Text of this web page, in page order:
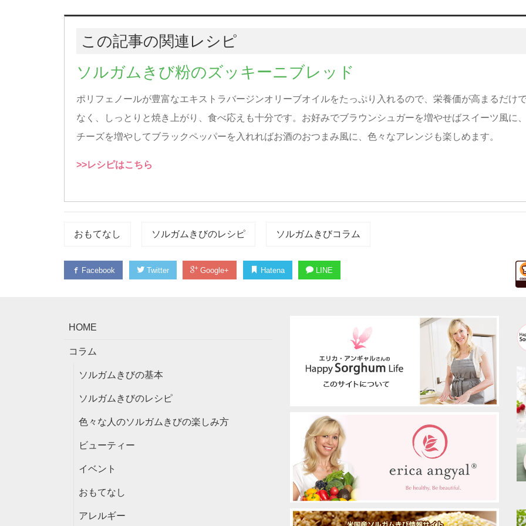
この記事の関連レシピ
ソルガムきび粉のズッキーニブレッド
ポリフェノールが豊富なエキストラバージンオリーブオイルをたっぷり入れるので、栄養価が高まるだけ
なく、しっとりと焼き上がり、食べ応えも十分です。お好みでブラウンシュガーを増やせばスイーツ風に
チーズを増やしてブラックペッパーを入れればお酒のおつまみ風に、色々なアレンジも楽しめます。
>>レシピはこちら
おもてなし ソルガムきびのレシピ ソルガムきびコラム
Facebook Twitter Google+ Hatena LINE
HOME
コラム
ソルガムきびの基本
ソルガムきびのレシピ
色々な人のソルガムきびの楽しみ方
ビューティー
イベント
おもてなし
アレルギー